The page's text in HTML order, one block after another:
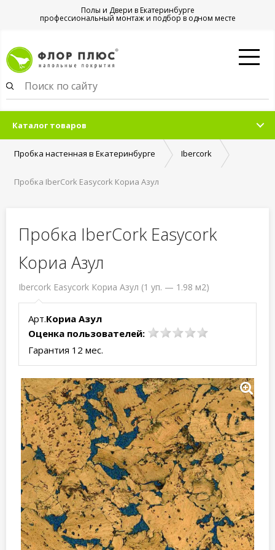
Полы и Двери в Екатеринбурге
профессиональный монтаж и подбор в одном месте
Каталог товаров
Пробка настенная в Екатеринбурге Ibercork
Пробка IberCork Easycork Кориа Азул
Пробка IberCork Easycork
Кориа Азул
Ibercork Easycork Кориа Азул (1 уп. — 1.98 м2)
Арт.Кориа Азул
Оценка пользователей:
Гарантия 12 мес.